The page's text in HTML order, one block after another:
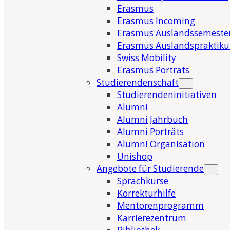
Erasmus
Erasmus Incoming
Erasmus
Erasmus
Swiss Mobility
Erasmus Porträts
Studierendenschaft
Studierendeninitiativen
Alumni
Alumni Jahrbuch
Alumni Porträts
Alumni Organisation
Unishop
Angebote für Studierende
Sprachkurse
Korrekturhilfe
Mentorenprogramm
Karrierezentrum